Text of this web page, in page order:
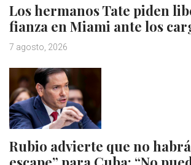
Los hermanos Tate piden
fianza en Miami ante los
7 agosto, 2026
Rubio advierte que no